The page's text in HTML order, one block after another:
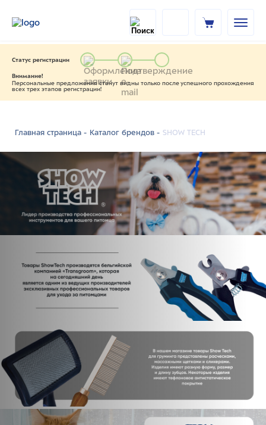
Статус регистрации
Внимание!
Персональные предложения станут видны только после успешного прохождения
всех трех этапов регистрации!
Главная страница - Каталог брендов - SHOW TECH